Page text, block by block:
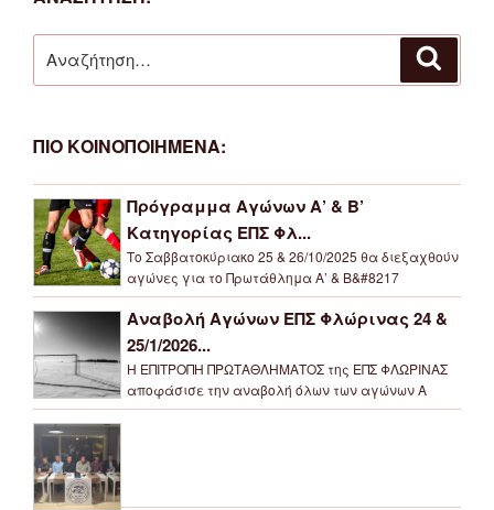
για:
ΠΙΟ ΚΟΙΝΟΠΟΙΗΜΕΝΑ:
Πρόγραμμα Αγώνων Α’ & Β’
Κατηγορίας ΕΠΣ Φλ...
Το Σαββατοκύριακο 25 & 26/10/2025 θα διεξαχθούν
αγώνες για το Πρωτάθλημα Α’ & Β&#8217
Αναβολή Αγώνων ΕΠΣ Φλώρινας 24 &
25/1/2026...
Η ΕΠΙΤΡΟΠΗ ΠΡΩΤΑΘΛΗΜΑΤΟΣ της ΕΠΣ ΦΛΩΡΙΝΑΣ
αποφάσισε την αναβολή όλων των αγώνων Α